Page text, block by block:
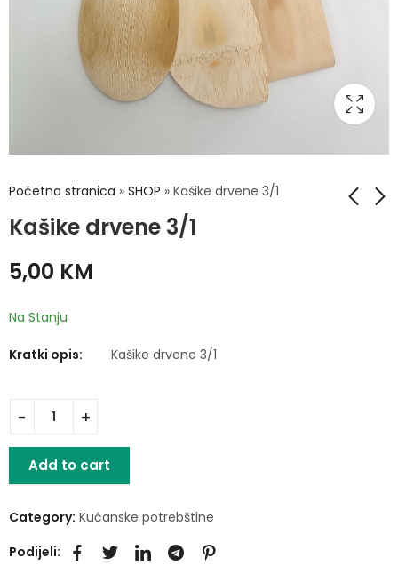
Početna stranica » SHOP » Kašike drvene 3/1
Kašike drvene 3/1
5,00 KM
Na Stanju
Kratki opis: Kašike drvene 3/1
Add to cart
Category: Kućanske potrebštine
Podijeli: